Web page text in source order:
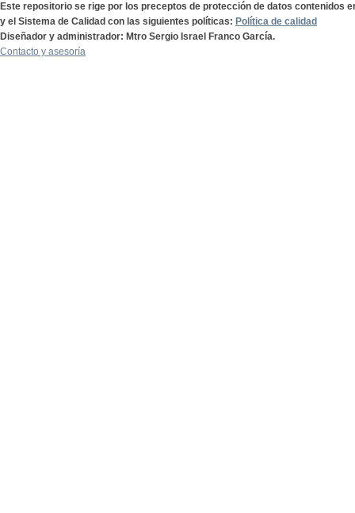
Este repositorio se rige por los preceptos de protección de datos contenidos
y el Sistema de Calidad con las siguientes políticas: Política de calidad
Diseñador y administrador: Mtro Sergio Israel Franco García.
Contacto y asesoría